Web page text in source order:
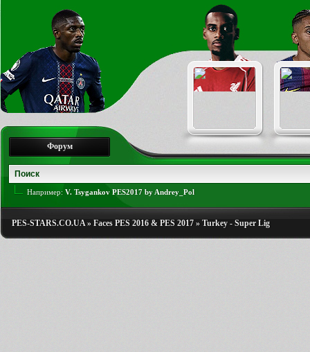
Форум
Например: V. Tsygankov PES2017 by Andrey_Pol
PES-STARS.CO.UA» Faces PES 2016 & PES 2017 » Turkey - Super Lig